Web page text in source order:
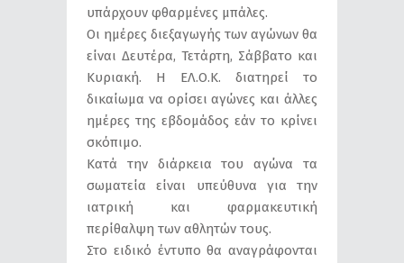
υπάρχουν φθαρμένες μπάλες.
Οι ημέρες διεξαγωγής των αγώνων θα
είναι Δευτέρα, Τετάρτη, Σάββατο και
Κυριακή. Η ΕΛ.Ο.Κ. διατηρεί το
δικαίωμα να ορίσει αγώνες και άλλες
ημέρες της εβδομάδος εάν το κρίνει
σκόπιμο.
Κατά την διάρκεια του αγώνα τα
σωματεία είναι υπεύθυνα για την
ιατρική και φαρμακευτική
περίθαλψη των αθλητών τους.
Στο ειδικό έντυπο θα αναγράφονται